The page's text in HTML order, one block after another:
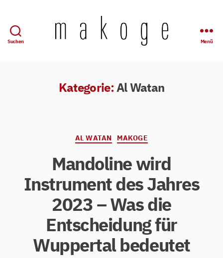
Suchen
e.
V.
Menü
Kategorie:Al Watan
Kategorien
AL WATAN MAKOGE
Mandoline wird
Instrument des Jahres
2023 – Was die
Entscheidung für
Wuppertal bedeutet